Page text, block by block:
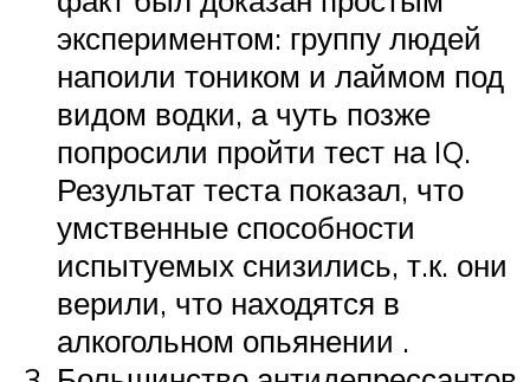
экспериментом: группу людей
напоили тоником и лаймом под
видом водки, а чуть позже
попросили пройти тест на IQ.
Результат теста показал, что
умственные способности
испытуемых снизились, т.к. они
верили, что находятся в
алкогольном опьянении .